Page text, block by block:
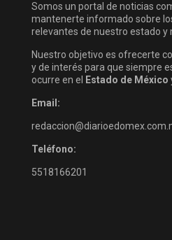
Somos un portal de noticias
mantenerte informado sobre
relevantes de nuestro estado y
Nuestro objetivo es ofrecerte
y de interés para que siempre
ocurre en el
Estado de México
Email:
Teléfono:
5518166201